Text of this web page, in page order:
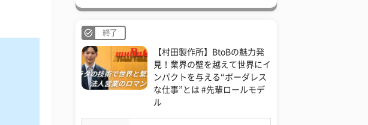
終了
【村田製作所】BtoBの魅力発
見！業界の壁を越えて世界にイ
ンパクトを与える“ボーダレス
な仕事”とは #先輩ロールモデ
ル